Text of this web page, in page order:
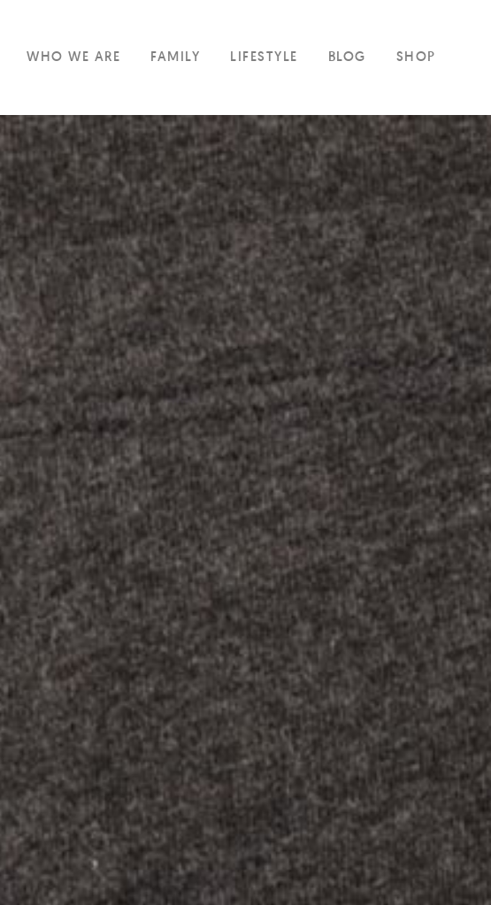
WHO WE ARE FAMILY LIFESTYLE BLOG SHOP